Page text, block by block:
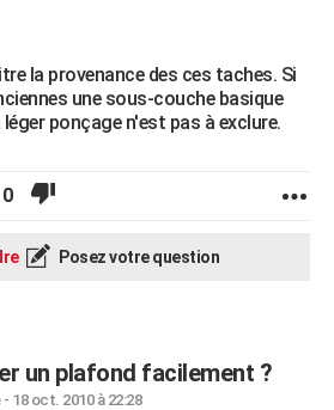
la provenance des ces taches. Si
une sous-couche basique
ponçage n'est pas à exclure.
0
Posez votre question
un plafond facilement ?
- 18 oct. 2010 à 22:28